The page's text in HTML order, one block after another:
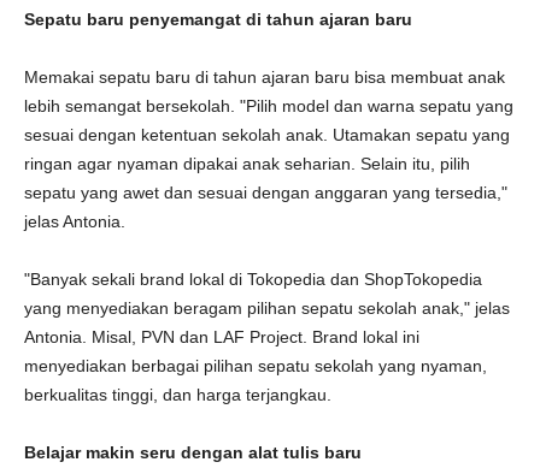
Sepatu baru penyemangat di tahun ajaran baru
Memakai sepatu baru di tahun ajaran baru bisa membuat anak
lebih semangat bersekolah. "Pilih model dan warna sepatu yang
sesuai dengan ketentuan sekolah anak. Utamakan sepatu yang
ringan agar nyaman dipakai anak seharian. Selain itu, pilih
sepatu yang awet dan sesuai dengan anggaran yang tersedia,"
jelas Antonia.
"Banyak sekali brand lokal di Tokopedia dan ShopTokopedia
yang menyediakan beragam pilihan sepatu sekolah anak," jelas
Antonia. Misal, PVN dan LAF Project. Brand lokal ini
menyediakan berbagai pilihan sepatu sekolah yang nyaman,
berkualitas tinggi, dan harga terjangkau.
Belajar makin seru dengan alat tulis baru